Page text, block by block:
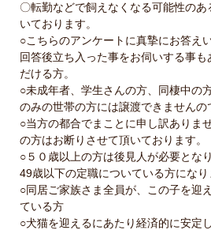
〇転勤などで飼えなくなる可能性の
いております。
○こちらのアンケートに真摯にお答え
回答後立ち入った事をお伺いする事
だける方。
○未成年者、学生さんの方、同棲中の
のみの世帯の方には譲渡できませんの
○当方の都合でまことに申し訳ありま
の方はお断りさせて頂いております。
○５０歳以上の方は後見人が必要とな
49歳以下の定職についている方になり
○同居ご家族さま全員が、この子を迎
ている方
○犬猫を迎えるにあたり経済的に安定